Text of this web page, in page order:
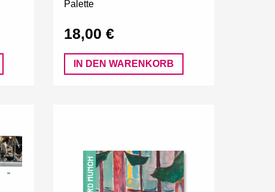
Palette
18,00 €
IN DEN WARENKORB